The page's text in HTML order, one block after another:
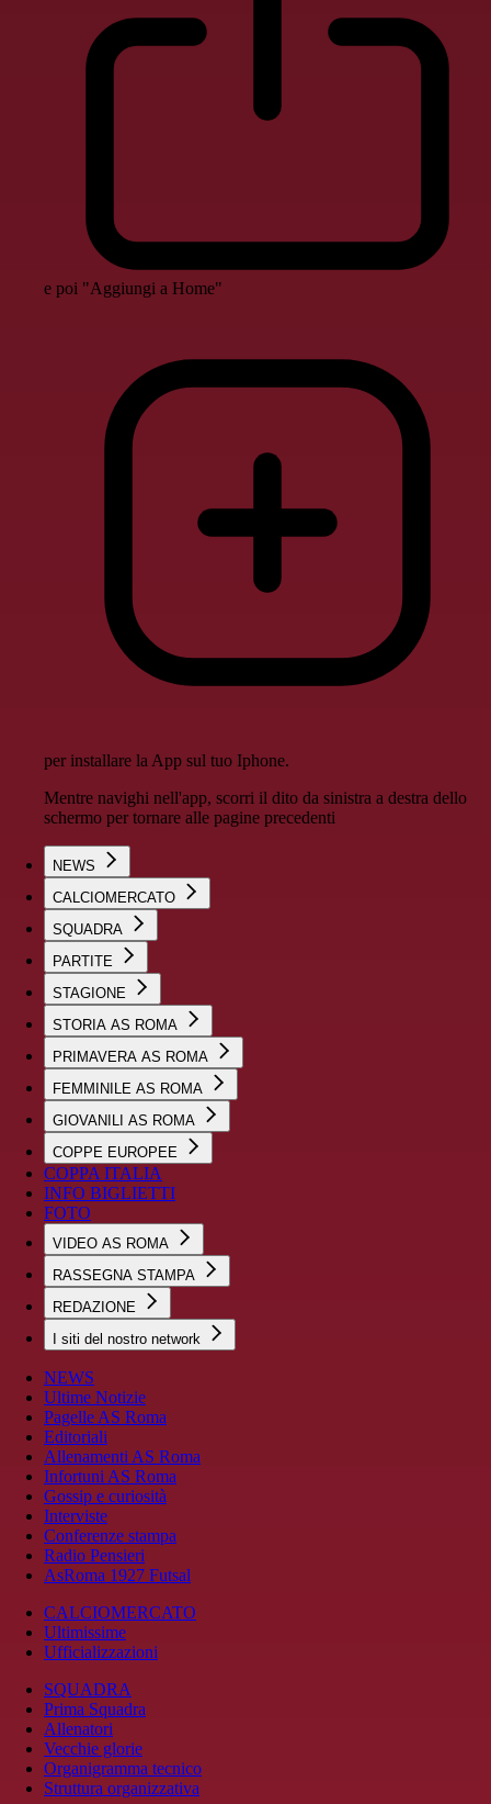
e poi "Aggiungi a Home"
per installare la App sul tuo Iphone.
Mentre navighi nell'app, scorri il dito da sinistra a destra dello
schermo per tornare alle pagine precedenti
NEWS
CALCIOMERCATO
SQUADRA
PARTITE
STAGIONE
STORIA AS ROMA
PRIMAVERA AS ROMA
FEMMINILE AS ROMA
GIOVANILI AS ROMA
COPPE EUROPEE
COPPA ITALIA
INFO BIGLIETTI
FOTO
VIDEO AS ROMA
RASSEGNA STAMPA
REDAZIONE
I siti del nostro network
NEWS
Ultime Notizie
Pagelle AS Roma
Editoriali
Allenamenti AS Roma
Infortuni AS Roma
Gossip e curiosità
Interviste
Conferenze stampa
Radio Pensieri
AsRoma 1927 Futsal
CALCIOMERCATO
Ultimissime
Ufficializzazioni
SQUADRA
Prima Squadra
Allenatori
Vecchie glorie
Organigramma tecnico
Struttura organizzativa